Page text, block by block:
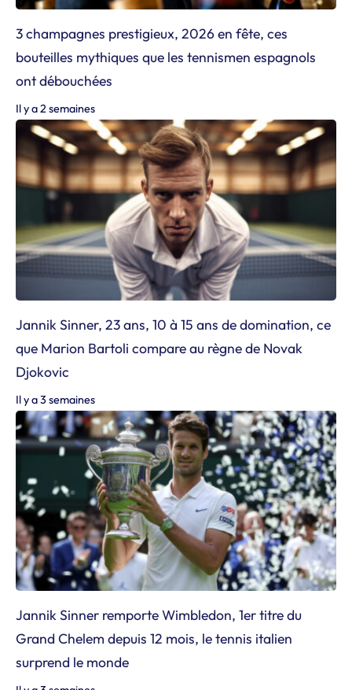
3 champagnes prestigieux, 2026 en fête, ces
bouteilles mythiques que les tennismen espagnols
ont débouchées
Il y a 2 semaines
Jannik Sinner, 23 ans, 10 à 15 ans de domination, ce
que Marion Bartoli compare au règne de Novak
Djokovic
Il y a 3 semaines
Jannik Sinner remporte Wimbledon, 1er titre du
Grand Chelem depuis 12 mois, le tennis italien
surprend le monde